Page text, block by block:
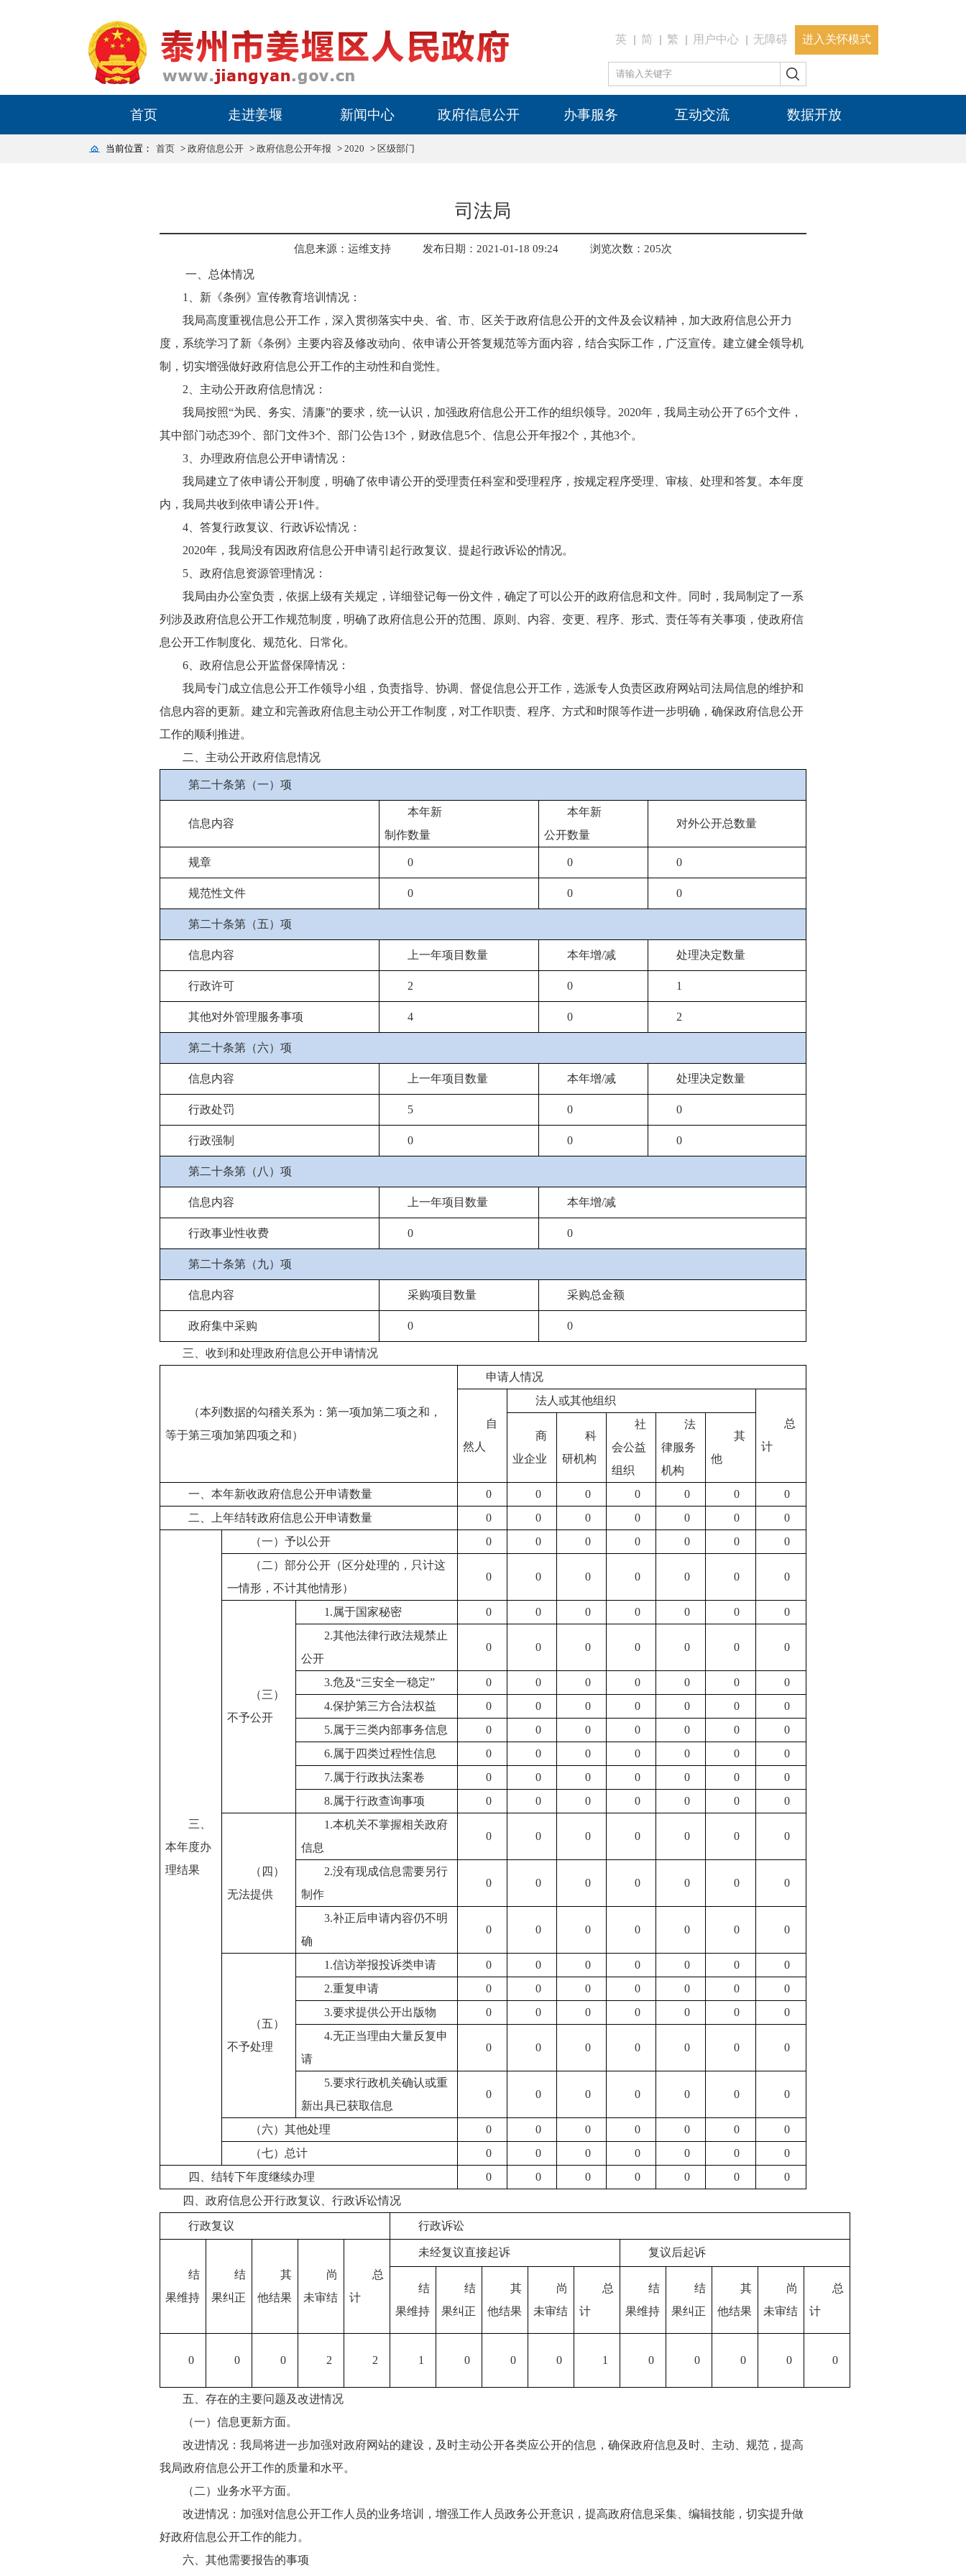
英 简 繁 用户中心 无障碍 进入关怀模式
首页 走进姜堰 新闻中心 政府信息公开 办事服务 互动交流 数据开放
当前位置： 首页 > 政府信息公开 > 政府信息公开年报 > 2020 > 区级部门
司法局
信息来源：运维支持 发布日期：2021-01-18 09:24 浏览次数： 205次
一、总体情况
1、新《条例》宣传教育培训情况：
我局高度重视信息公开工作，深入贯彻落实中央、省、市、区关于政府信息公开的文件及会议精神，加大政府信息公开力
度，系统学习了新《条例》主要内容及修改动向、依申请公开答复规范等方面内容，结合实际工作，广泛宣传。建立健全领导机
制，切实增强做好政府信息公开工作的主动性和自觉性。
2、主动公开政府信息情况：
我局按照“为民、务实、清廉”的要求，统一认识，加强政府信息公开工作的组织领导。2020年，我局主动公开了65个文件，
其中部门动态39个、部门文件3个、部门公告13个，财政信息5个、信息公开年报2个，其他3个。
3、办理政府信息公开申请情况：
我局建立了依申请公开制度，明确了依申请公开的受理责任科室和受理程序，按规定程序受理、审核、处理和答复。本年度
内，我局共收到依申请公开1件。
4、答复行政复议、行政诉讼情况：
2020年，我局没有因政府信息公开申请引起行政复议、提起行政诉讼的情况。
5、政府信息资源管理情况：
我局由办公室负责，依据上级有关规定，详细登记每一份文件，确定了可以公开的政府信息和文件。同时，我局制定了一系
列涉及政府信息公开工作规范制度，明确了政府信息公开的范围、原则、内容、变更、程序、形式、责任等有关事项，使政府信
息公开工作制度化、规范化、日常化。
6、政府信息公开监督保障情况：
我局专门成立信息公开工作领导小组，负责指导、协调、督促信息公开工作，选派专人负责区政府网站司法局信息的维护和
信息内容的更新。建立和完善政府信息主动公开工作制度，对工作职责、程序、方式和时限等作进一步明确，确保政府信息公开
工作的顺利推进。
二、主动公开政府信息情况
第二十条第（一）项
信息内容
本年新
制作数量
本年新
公开数量
对外公开总数量
规章 0 0 0
规范性文件 0 0 0
第二十条第（五）项
信息内容 上一年项目数量 本年增/减 处理决定数量
行政许可 2 0 1
其他对外管理服务事项 4 0 2
第二十条第（六）项
信息内容 上一年项目数量 本年增/减 处理决定数量
行政处罚 5 0 0
行政强制 0 0 0
第二十条第（八）项
信息内容 上一年项目数量 本年增/减
行政事业性收费 0 0
第二十条第（九）项
信息内容 采购项目数量 采购总金额
政府集中采购 0 0
三、收到和处理政府信息公开申请情况
（本列数据的勾稽关系为：第一项加第二项之和，
等于第三项加第四项之和）
申请人情况
自
然人
法人或其他组织
总
计
商
业企业
科
研机构
社
会公益
组织
法
律服务
机构
其
他
一、本年新收政府信息公开申请数量 0 0 0 0 0 0
0
二、上年结转政府信息公开申请数量
0 0 0 0 0 0 0
三、
本年度办
理结果
（一）予以公开 0 0 0 0 0 0
0
（二）部分公开（区分处理的，只计这
一情形，不计其他情形）
0 0 0 0 0 0 0
（三）
不予公开
1.属于国家秘密 0 0 0 0 0 0
0
2.其他法律行政法规禁止
公开
0 0 0 0 0 0 0
3.危及“三安全一稳定” 0 0 0 0 0 0
0
4.保护第三方合法权益
0 0 0 0 0 0
0
5.属于三类内部事务信息
0 0 0 0 0 0
0
6.属于四类过程性信息
0 0 0 0 0 0
0
7.属于行政执法案卷
0 0 0 0 0 0
0
8.属于行政查询事项
0 0 0 0 0 0 0
（四）
无法提供
1.本机关不掌握相关政府
信息
0 0 0 0 0 0 0
2.没有现成信息需要另行
制作
0 0 0 0 0 0 0
3.补正后申请内容仍不明
确
0 0 0 0 0 0 0
（五）
不予处理
1.信访举报投诉类申请 0 0 0 0 0 0
0
2.重复申请
0 0 0 0 0 0
0
3.要求提供公开出版物
0 0 0 0 0 0
0
4.无正当理由大量反复申
请
0 0 0 0 0 0 0
5.要求行政机关确认或重
新出具已获取信息
0 0 0 0 0 0 0
（六）其他处理 0 0 0 0 0 0
0
（七）总计
0 0 0 0 0 0
0
四、结转下年度继续办理
0 0 0 0 0 0
0
四、政府信息公开行政复议、行政诉讼情况
行政复议 行政诉讼
结
果维持
结
果纠正
其
他结果
尚
未审结
总
计
未经复议直接起诉 复议后起诉
结
果维持
结
果纠正
其
他结果
尚
未审结
总
计
结
果维持
结
果纠正
其
他结果
尚
未审结
总
计
0 0 0 2 2 1 0 0 0 1 0 0 0 0 0
五、存在的主要问题及改进情况
（一）信息更新方面。
改进情况：我局将进一步加强对政府网站的建设，及时主动公开各类应公开的信息，确保政府信息及时、主动、规范，提高
我局政府信息公开工作的质量和水平。
（二）业务水平方面。
改进情况：加强对信息公开工作人员的业务培训，增强工作人员政务公开意识，提高政府信息采集、编辑技能，切实提升做
好政府信息公开工作的能力。
六、其他需要报告的事项